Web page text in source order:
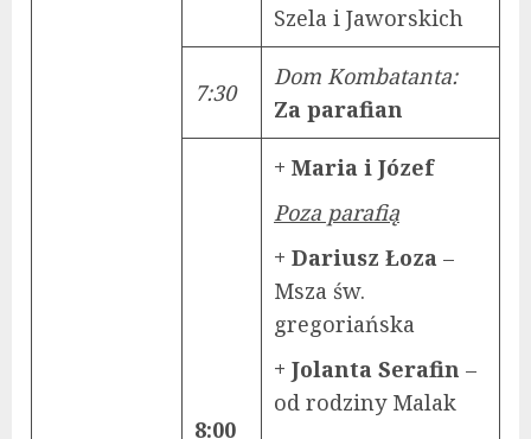
Szela i Jaworskich
7:30
Dom Kombatanta:
Za parafian
8:00
+ Maria i Józef
Poza parafią
+ Dariusz Łoza –
Msza św.
gregoriańska
+ Jolanta Serafin –
od rodziny Malak